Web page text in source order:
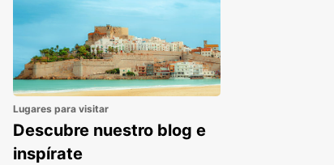
Lugares para visitar
Descubre nuestro blog e
inspírate